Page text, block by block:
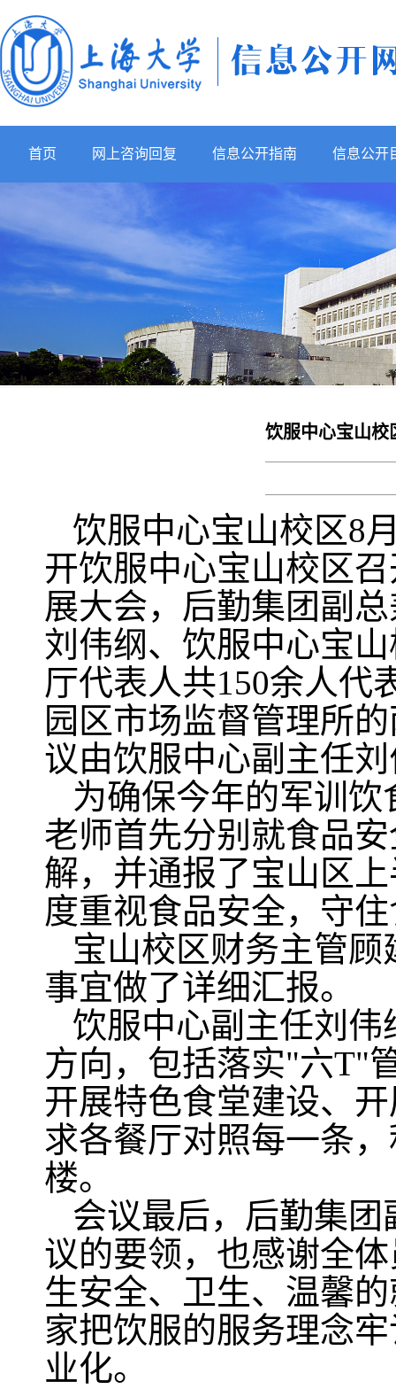
首页 网上咨询回复 信息公开指南 信息公开
饮服中心宝山校
饮服中心宝山校区8
开饮服中心宝山校区
展大会， 后勤集团副
刘伟纲、饮服中心宝
厅代表人共150余人代
园区市场监督管理所
议由饮服中心副主任
为确保今年的军训
老师首先分别就食品
解，并通报了宝山区
度重视食品安全，守
宝山校区财务主管
事宜做了详细汇报。
饮服中心副主任刘
方向，包括落实"六T"
开展特色食堂建设、
求各餐厅对照每一条
楼。
会议最后， 后勤集团
议的要领，也感谢全
生安全、卫生、温馨
家把饮服的服务理念
业化。